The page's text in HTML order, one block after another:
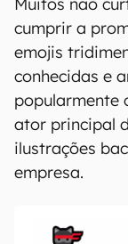
cumprir a
emojis
conhecidas e
popularmente
ator principal
ilustrações
empresa.